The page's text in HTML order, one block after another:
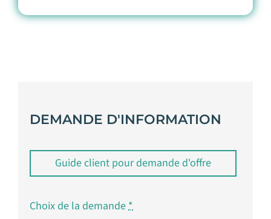
DEMANDE D'INFORMATION
Guide client pour demande d'offre
Choix de la demande*